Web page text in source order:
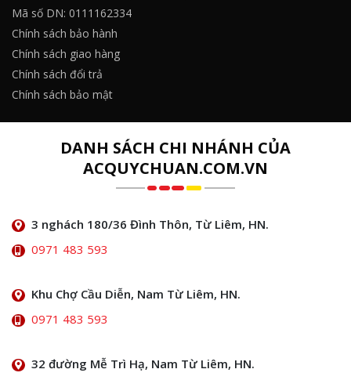
Mã số DN: 0111162334
Chính sách bảo hành
Chính sách giao hàng
Chính sách đổi trả
Chính sách bảo mật
DANH SÁCH CHI NHÁNH CỦA
ACQUYCHUAN.COM.VN
3 nghách 180/36 Đình Thôn, Từ Liêm, HN.
0971 483 593
Khu Chợ Cầu Diễn, Nam Từ Liêm, HN.
0971 483 593
32 đường Mễ Trì Hạ, Nam Từ Liêm, HN.